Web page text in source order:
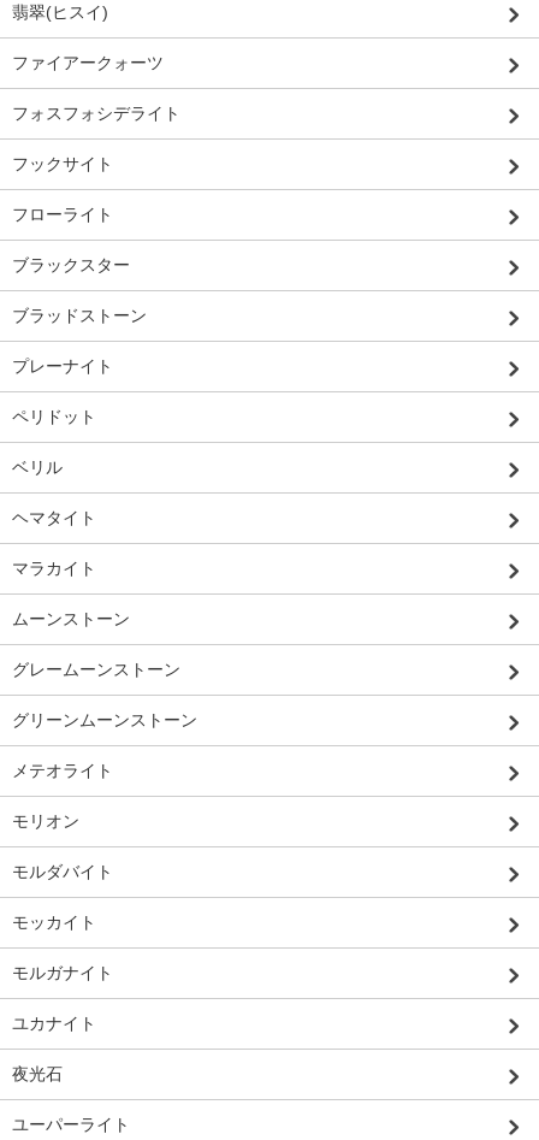
翡翠(ヒスイ)
ファイアークォーツ
フォスフォシデライト
フックサイト
フローライト
ブラックスター
ブラッドストーン
プレーナイト
ペリドット
ベリル
ヘマタイト
マラカイト
ムーンストーン
グレームーンストーン
グリーンムーンストーン
メテオライト
モリオン
モルダバイト
モッカイト
モルガナイト
ユカナイト
夜光石
ユーパーライト